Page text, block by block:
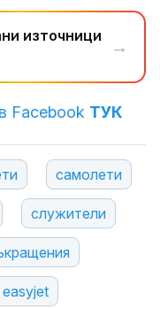
източници
→
Facebook ТУК
самолети
служители
easyjet